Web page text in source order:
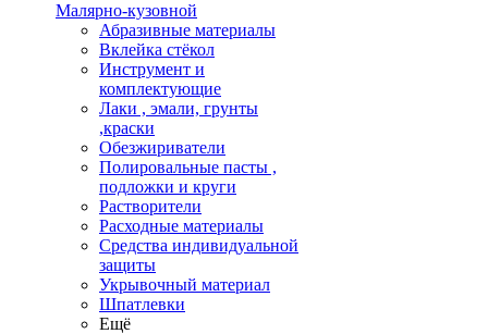
Малярно-кузовной
Абразивные материалы
Вклейка стёкол
Инструмент и
комплектующие
Лаки , эмали, грунты
,краски
Обезжириватели
Полировальные пасты ,
подложки и круги
Растворители
Расходные материалы
Средства индивидуальной
защиты
Укрывочный материал
Шпатлевки
Ещё